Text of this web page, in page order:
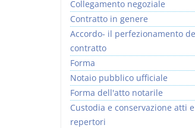
Collegamento negoziale
Contratto in genere
Accordo- il perfezionamento
contratto
Forma
Notaio pubblico ufficiale
Forma dell'atto notarile
Custodia e conservazione atti e
repertori